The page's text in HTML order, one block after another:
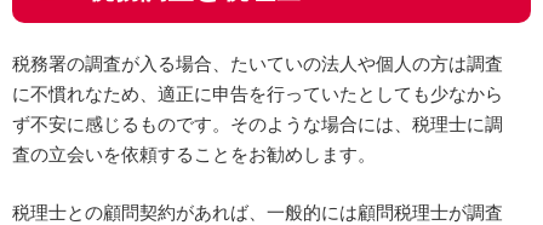
税務署の調査が入る場合、たいていの法人や個人の方は調査
に不慣れなため、適正に申告を行っていたとしても少なから
ず不安に感じるものです。そのような場合には、税理士に調
査の立会いを依頼することをお勧めします。
税理士との顧問契約があれば、一般的には顧問税理士が調査